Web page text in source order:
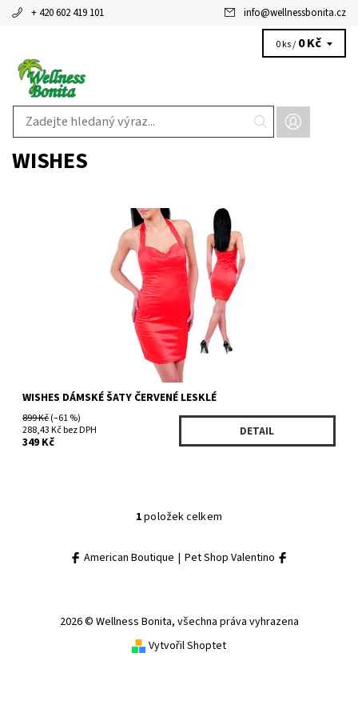
+ 420 602 419 101 info@wellnessbonita.cz
0 ks / 0 Kč
WISHES
Skladem 1 ks
8010058RD
Wishes
WISHES DÁMSKÉ ŠATY ČERVENÉ LESKLÉ
899 Kč(–61 %)
288,43 Kč bez DPH
349 Kč
DETAIL
1položek celkem
American Boutique | Pet Shop Valentino
2026 © Wellness Bonita, všechna práva vyhrazena
Vytvořil Shoptet